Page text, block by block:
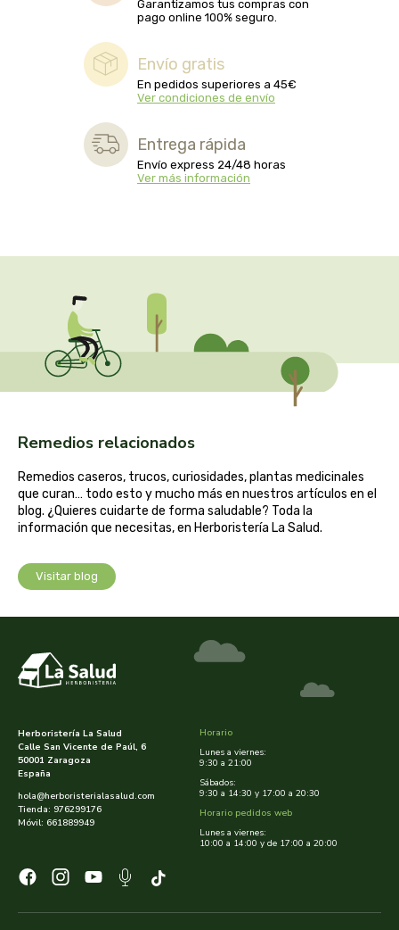
Garantizamos tus compras con
pago online 100% seguro.
Envío gratis
En pedidos superiores a 45€
Ver condiciones de envío
Entrega rápida
Envío express 24/48 horas
Ver más información
Remedios relacionados
Remedios caseros, trucos, curiosidades, plantas medicinales
que curan… todo esto y mucho más en nuestros artículos en el
blog. ¿Quieres cuidarte de forma saludable? Toda la
información que necesitas, en Herboristería La Salud.
Visitar blog
Herboristería La Salud
Calle San Vicente de Paúl, 6
50001 Zaragoza
España
hola@herboristerialasalud.com
Tienda: 976299176
Móvil: 661889949
Horario
Lunes a viernes:
9:30 a 21:00
Sábados:
9:30 a 14:30 y 17:00 a 20:30
Horario pedidos web
Lunes a viernes:
10:00 a 14:00 y de 17:00 a 20:00
cal valls
calmmabis
captain kombucha
carrau y cia- sara
catalysis
cavalier
cien por cien natural
como una reina
cooperativa del campo virgen de la esperanza
corpore sano
cosmo naturel
cosnature
deiters
dento produts
designs for health